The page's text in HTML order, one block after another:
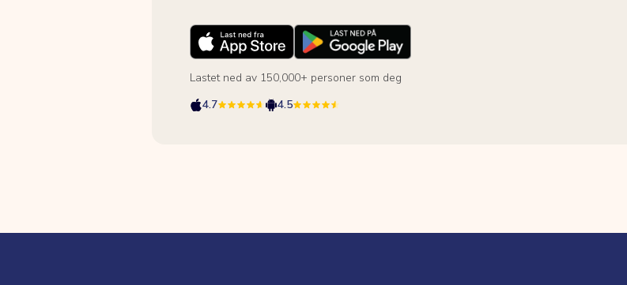
Lastet ned av 150,000+ personer som deg
4.7
4.5